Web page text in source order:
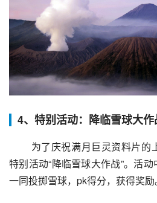
4、特别活动：降临雪球大作
特别活动“降临雪球大作战”。活
一同投掷雪球，pk得分，获得奖励